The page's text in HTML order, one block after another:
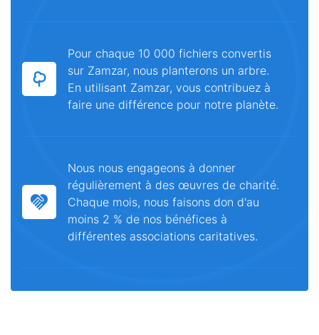
Pour chaque 10 000 fichiers convertis
sur Zamzar, nous planterons un arbre.
En utilisant Zamzar, vous contribuez à
faire une différence pour notre planète.
Nous nous engageons à donner
régulièrement à des œuvres de charité.
Chaque mois, nous faisons don d'au
moins 2 % de nos bénéfices à
différentes associations caritatives.